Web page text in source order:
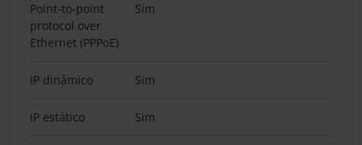
Point-to-point
protocol over
Ethernet (PPPoE)
Sim
IP dinâmico Sim
IP estático Sim